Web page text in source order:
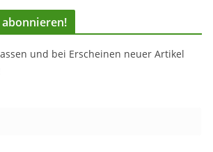
abonnieren!
und bei Erscheinen neuer Artikel